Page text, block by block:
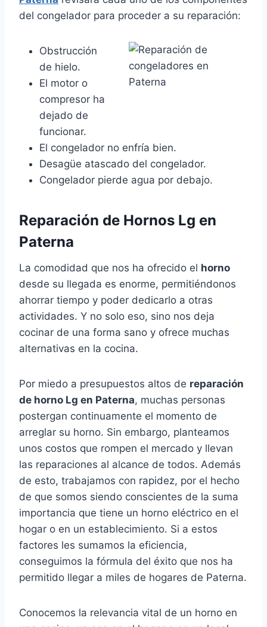
del congelador para proceder a su reparación:
Obstrucción
de hielo.
El motor o
compresor ha
dejado de
funcionar.
El congelador no enfría bien.
Desagüe atascado del congelador.
Congelador pierde agua por debajo.
Reparación de Hornos Lg en
Paterna
La comodidad que nos ha ofrecido el horno
desde su llegada es enorme, permitiéndonos
ahorrar tiempo y poder dedicarlo a otras
actividades. Y no solo eso, sino nos deja
cocinar de una forma sano y ofrece muchas
alternativas en la cocina.
Por miedo a presupuestos altos de reparación
de horno Lg en Paterna, muchas personas
postergan continuamente el momento de
arreglar su horno. Sin embargo, planteamos
unos costos que rompen el mercado y llevan
las reparaciones al alcance de todos. Además
de esto, trabajamos con rapidez, por el hecho
de que somos siendo conscientes de la suma
importancia que tiene un horno eléctrico en el
hogar o en un establecimiento. Si a estos
factores les sumamos la eficiencia,
conseguimos la fórmula del éxito que nos ha
permitido llegar a miles de hogares de Paterna.
Conocemos la relevancia vital de un horno en